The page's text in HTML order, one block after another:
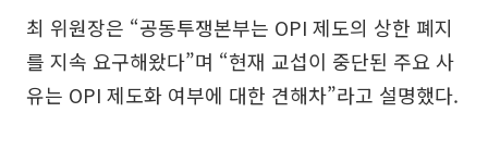
최 위원장은 “공동투쟁본부는 OPI 제도의 상한 폐지
를 지속 요구해왔다”며 “현재 교섭이 중단된 주요 사
유는 OPI 제도화 여부에 대한 견해차”라고 설명했다.